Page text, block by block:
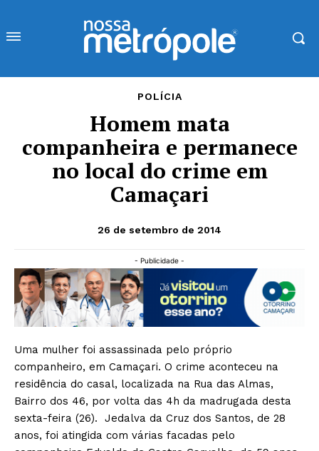
POLÍCIA
Homem mata
companheira e permanece
no local do crime em
Camaçari
26 de setembro de 2014
- Publicidade -
Uma mulher foi assassinada pelo próprio
companheiro, em Camaçari. O crime aconteceu na
residência do casal, localizada na Rua das Almas,
Bairro dos 46, por volta das 4h da madrugada desta
sexta-feira (26). Jedalva da Cruz dos Santos, de 28
anos, foi atingida com várias facadas pelo